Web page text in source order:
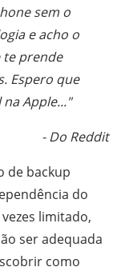
sem o
e acho o
te prende
Espero que
Apple..."
- Do Reddit
de backup
do
limitado,
ser adequada
como